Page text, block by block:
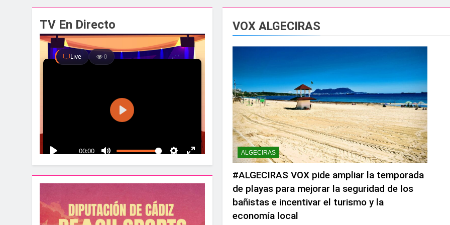
Santa Bárbara acoge el circuito nacional de vóley playa tres estrellas y el
1 Semana Atrás
La Línea albergará el Campeonato de Europa de Beach Sprint 2026 con más
Parques y Jardines lleva a cabo trabajos de mejora y mantenimiento en las
La Velada y Fiestas 2026 echa el cierre con éxito rotundo
La Mancomunidad y el Banco de Alimentos del Campo de Gibraltar renuevan
2 Semanas Atrás
Tráfico especial para despedir la feria. Ojo si vas a Santa Bárbara
2 Semanas Atrás
La feria se despide por todo lo alto: Antonio José, fuegos artificiales y música
TV En Directo VOX ALGECIRAS
ALGECIRAS
#ALGECIRAS VOX pide ampliar la temporada
de playas para mejorar la seguridad de los
bañistas e incentivar el turismo y la
economía local